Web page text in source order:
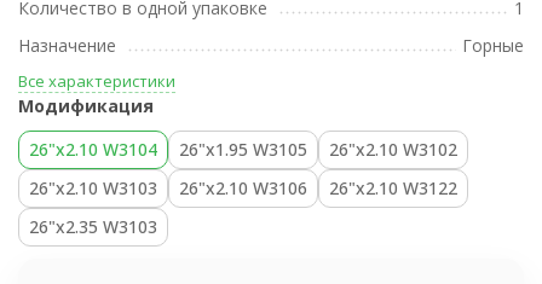
Количество в одной упаковке
1
Назначение
Горные
Все характеристики
Модификация
26"х2.10 W3104
26"х1.95 W3105
26"х2.10 W3102
26"х2.10 W3103
26"х2.10 W3106
26"х2.10 W3122
26"х2.35 W3103